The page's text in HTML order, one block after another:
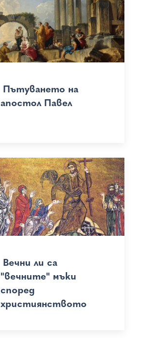
Пътуването на
апостол Павел
Вечни ли са
"вечните" мъки
според
християнството